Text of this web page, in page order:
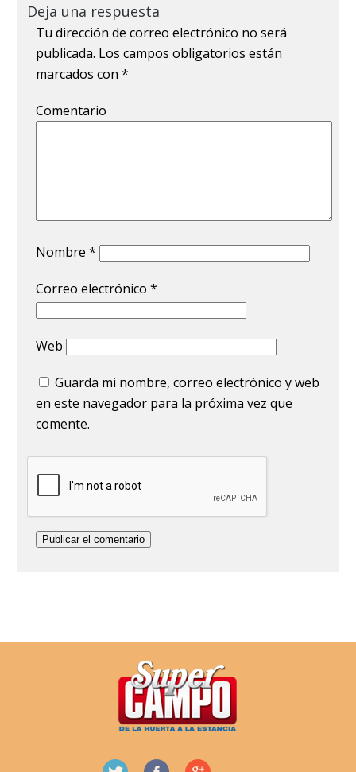
Deja una respuesta
Tu dirección de correo electrónico no será
publicada. Los campos obligatorios están
marcados con*
Comentario
Nombre*
Correo electrónico*
Web
Guarda mi nombre, correo electrónico y web
en este navegador para la próxima vez que
comente.